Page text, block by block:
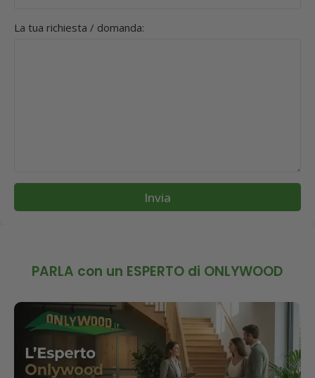
La tua richiesta / domanda:
Invia
PARLA con un ESPERTO di ONLYWOOD